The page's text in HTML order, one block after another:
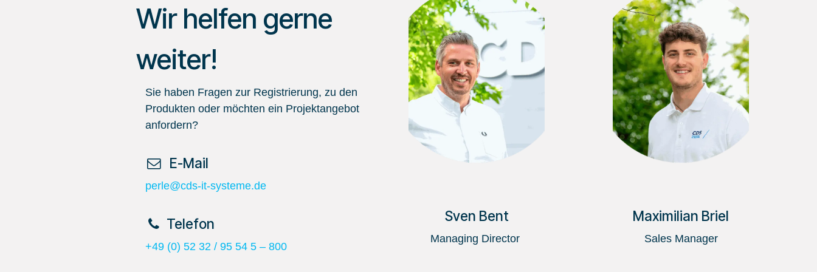
Wir helfen gerne
weiter!
Sie haben Fragen zur Registrierung, zu den
Produkten oder möchten ein Projektangebot
anfordern?
​ E-Mail
perle@cds-it-systeme.de
​Telefon
+49 (0) 52 32 / 95 54 5 – 800
Sven Bent
Managing Director
Maximilian Briel
Sales Manager